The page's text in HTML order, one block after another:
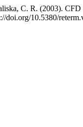
C. R. (2003).
doi.org/10.5380/